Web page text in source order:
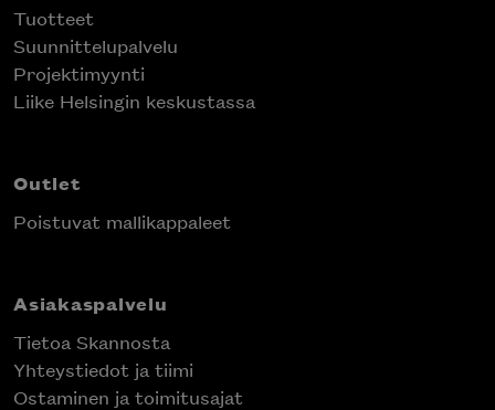
Tuotteet
Suunnittelupalvelu
Projektimyynti
Liike Helsingin keskustassa
Outlet
Poistuvat mallikappaleet
Asiakaspalvelu
Tietoa Skannosta
Yhteystiedot ja tiimi
Ostaminen ja toimitusajat